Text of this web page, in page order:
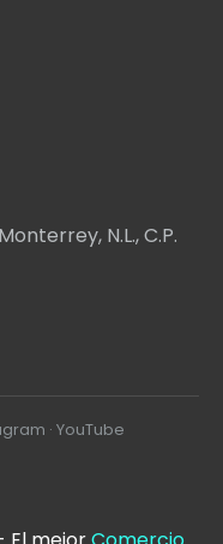
N.L., C.P.
· YouTube